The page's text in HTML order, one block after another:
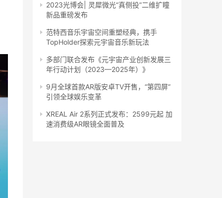
2023光博会| 灵犀微光“真侧投”二维扩瞳
新品重磅发布
范特西音乐宇宙空间重塑经典，携手
TopHolder探索元宇宙音乐新玩法
多部门联合发布《元宇宙产业创新发展三
年行动计划（2023—2025年）》
9月全球首款AR版安卓TV开售，“第四屏”
引领全球娱乐变革
XREAL Air 2系列正式发布：2599元起 加
速消费级AR眼镜全面普及